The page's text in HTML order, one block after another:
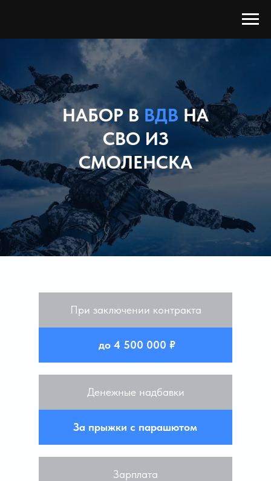
НАБОР В ВДВ НА
СВО ИЗ
СМОЛЕНСКА
При заключении контракта
Денежные надбавки
Зарплата
За прыжки с парашютом
до 4 500 000 ₽